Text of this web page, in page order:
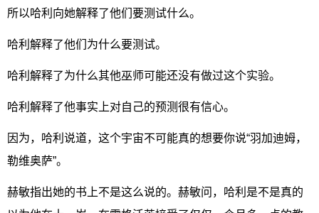
所以哈利向她解释了他们要测试什么。
哈利解释了他们为什么要测试。
哈利解释了为什么其他巫师可能还没有做过这个实验。
哈利解释了他事实上对自己的预测很有信心。
因为，哈利说道，这个宇宙不可能真的想要你说“羽加迪姆，
勒维奥萨”。
赫敏指出她的书上不是这么说的。赫敏问，哈利是不是真的